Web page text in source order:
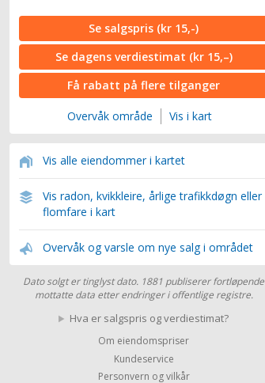
Se salgspris (kr 15,-)
Se dagens verdiestimat (kr 15,–)
Få rabatt på flere tilganger
Overvåk område Vis i kart
Vis alle eiendommer i kartet
Vis radon, kvikkleire, årlige trafikkdøgn eller
flomfare i kart
Overvåk og varsle om nye salg i området
Dato solgt er tinglyst dato. 1881 publiserer fortløpende
mottatte data etter endringer i offentlige registre.
Hva er salgspris og verdiestimat?
Om eiendomspriser
Kundeservice
Personvern og vilkår